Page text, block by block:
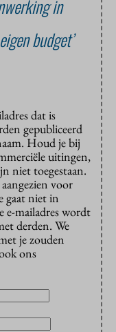
in
budget’
dat is
gepubliceerd
Houd je bij
uitingen,
niet toegestaan.
voor
gaat niet in
e-mailadres wordt
derden. We
je zouden
ons